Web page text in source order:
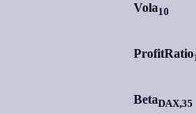
Vola10
ProfitRatio
BetaDAX,35